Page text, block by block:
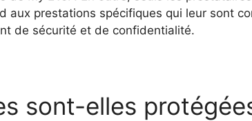
aux prestations spécifiques qui leur sont
de sécurité et de confidentialité.
sont-elles